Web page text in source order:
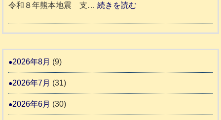
市
川
城
リ
老
令和８年熊本地震 支…続きを読む
和
熊
震
2026年8月 (9)
2026年7月 (31)
2026年6月 (30)